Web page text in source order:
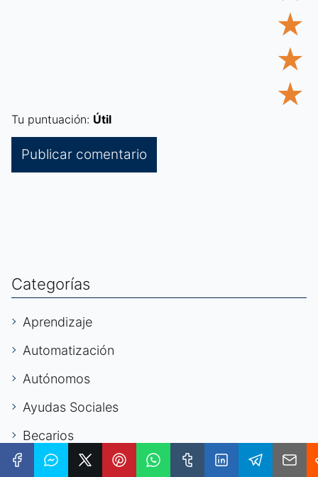
★
★
★
Tu puntuación: Útil
Categorías
Aprendizaje
Automatización
Autónomos
Ayudas Sociales
Becarios
Becas